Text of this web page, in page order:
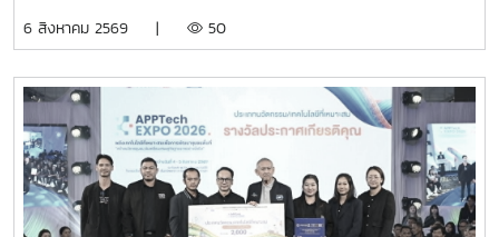
วิสัยทัศน์ มหาวิทยาลัยแม่โจ้การศึกษาดูงานในครั้งนี้มี
การจัดการเรียนการสอน ตลอดจนแนวทางการศึกษาต่อในคณะ
พัฒนาการท่องเที่ยว พร้อมทั้งแลกเปลี่ยนประสบการณ์และสร้าง
แรงบันดาลใจในการวางแผนศึกษาต่อในอนาคตคณะพัฒนาการ
ท่องเที่ยวขอขอบคุณคณะครูและนักเรียนจากโรงเรียนตาก
พิทยาคมที่ให้เกียรติเข้าเยี่ยมชมและศึกษาดูงานในครั้งนี้ และหวัง
เป็นอย่างยิ่งว่าจะได้มีโอกาสต้อนรับทุกท่านอีกในโอกาสต่อ
6 สิงหาคม 2569 | 50